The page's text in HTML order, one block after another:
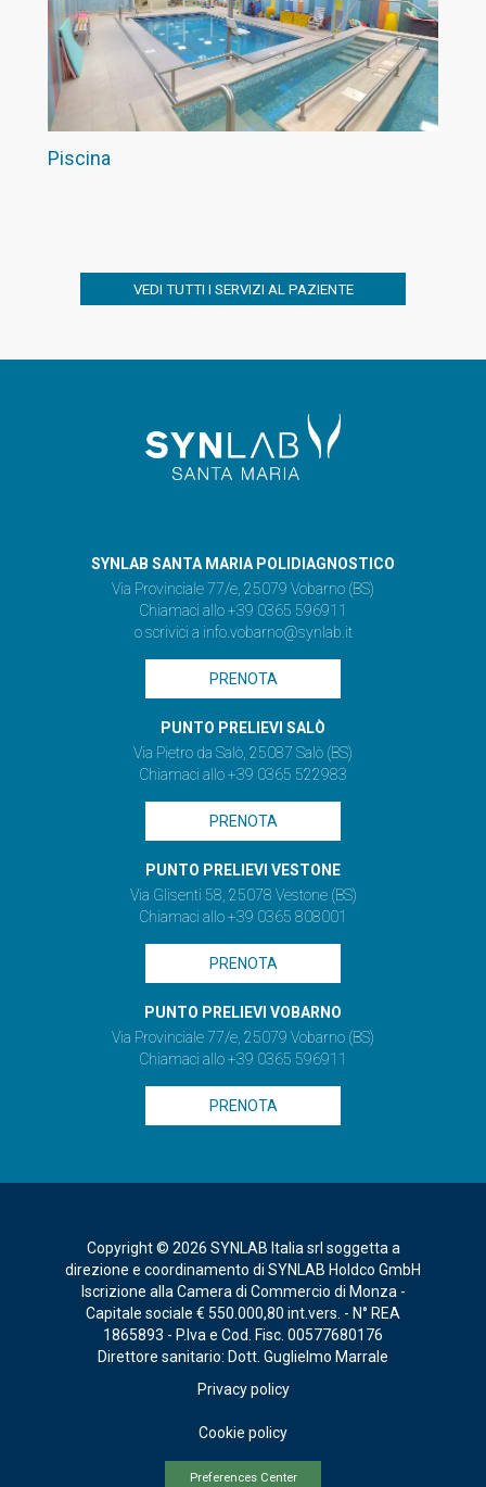
Piscina
VEDI TUTTI I SERVIZI AL PAZIENTE
SYNLAB SANTA MARIA POLIDIAGNOSTICO
Via Provinciale 77/e, 25079 Vobarno (BS)
Chiamaci allo +39 0365 596911
o scrivici a info.vobarno@synlab.it
PRENOTA
PUNTO PRELIEVI SALÒ
Via Pietro da Salò, 25087 Salò (BS)
Chiamaci allo +39 0365 522983
PRENOTA
PUNTO PRELIEVI VESTONE
Via Glisenti 58, 25078 Vestone (BS)
Chiamaci allo +39 0365 808001
PRENOTA
PUNTO PRELIEVI VOBARNO
Via Provinciale 77/e, 25079 Vobarno (BS)
Chiamaci allo +39 0365 596911
PRENOTA
Copyright © 2026 SYNLAB Italia srl soggetta a
direzione e coordinamento di SYNLAB Holdco GmbH
Iscrizione alla Camera di Commercio di Monza -
Capitale sociale € 550.000,80 int.vers. - N° REA
1865893 - P.Iva e Cod. Fisc. 00577680176
Direttore sanitario: Dott. Guglielmo Marrale
Privacy policy
Cookie policy
Preferences Center